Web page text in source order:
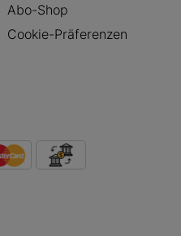
Abo-Shop
Cookie-Präferenzen